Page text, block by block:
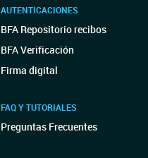
AUTENTICACIONES
BFA Repositorio recibos
BFA Verificación
Firma digital
FAQ Y TUTORIALES
Preguntas Frecuentes